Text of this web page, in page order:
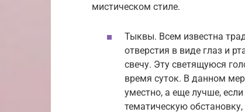
мистическом стиле.
Тыквы. Всем известна
отверстия в виде глаз и
свечу. Эту светящуюся
время суток. В данном
уместно, а еще лучше,
тематическую